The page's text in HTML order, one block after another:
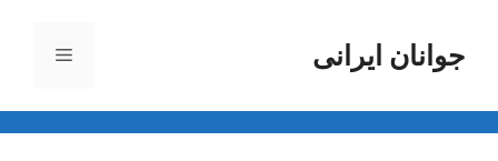
محتواجوانان ایرانی فهرست